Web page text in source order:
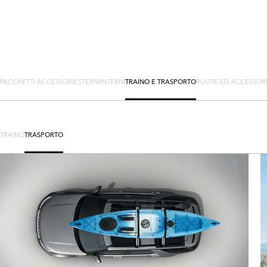
PACCHETTI ACCESSORIESTERNIINTERNITRAINO E TRASPORTORUOTE ED ACCESSORI
TRAINOTRASPORTO